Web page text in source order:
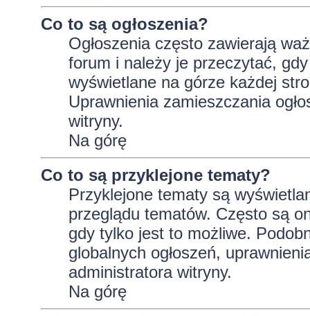
Co to są ogłoszenia?
Ogłoszenia często zawierają
forum i należy je przeczytać,
wyświetlane na górze każdej
Uprawnienia zamieszczania
witryny.
Na górę
Co to są przyklejone tematy?
Przyklejone tematy są
przeglądu tematów. Często są
gdy tylko jest to możliwe.
globalnych ogłoszeń,
administratora witryny.
Na górę